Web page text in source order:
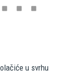
u svrhu